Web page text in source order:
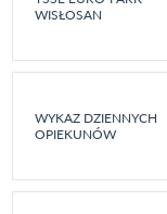
WISŁOSAN
WYKAZ DZIENNYCH
OPIEKUNÓW